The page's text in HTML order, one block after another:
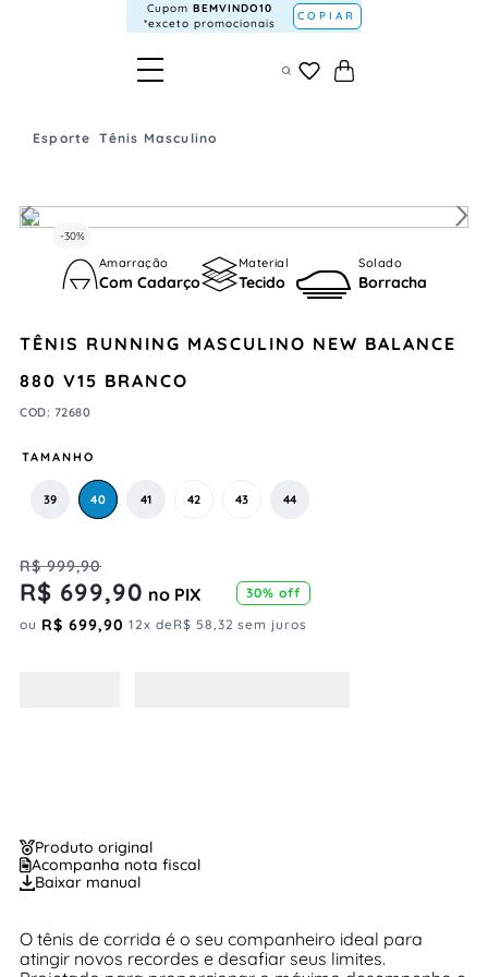
Cupom BEMVINDO10
*exceto promocionais
COPIAR
Esporte Tênis Masculino
-30%
Amarração
Com Cadarço
Material
Tecido
Solado
Borracha
TÊNIS RUNNING MASCULINO NEW BALANCE
880 V15 BRANCO
COD: 72680
TAMANHO
39 40 41 42 43 44
R$ 999,90
R$ 699,90 no PIX 30% off
ou R$ 699,90 12x deR$ 58,32 sem juros
Produto original
Acompanha nota fiscal
Baixar manual
O tênis de corrida é o seu companheiro ideal para
atingir novos recordes e desafiar seus limites.